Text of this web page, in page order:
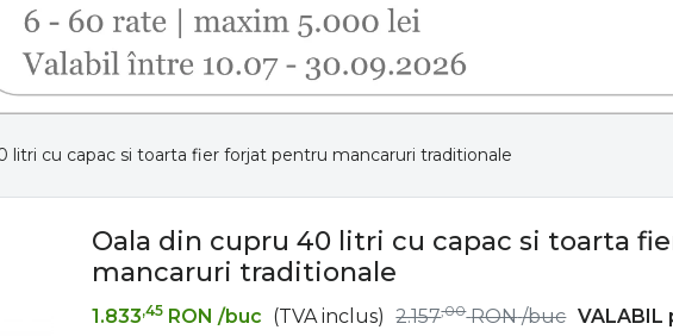
litri cu capac si toarta fier forjat pentru mancaruri traditionale
Oala din cupru 40 litri cu capac si toarta
mancaruri traditionale
1.833,45 RON /buc (TVA inclus) 2.157,00 RON /buc VALABIL